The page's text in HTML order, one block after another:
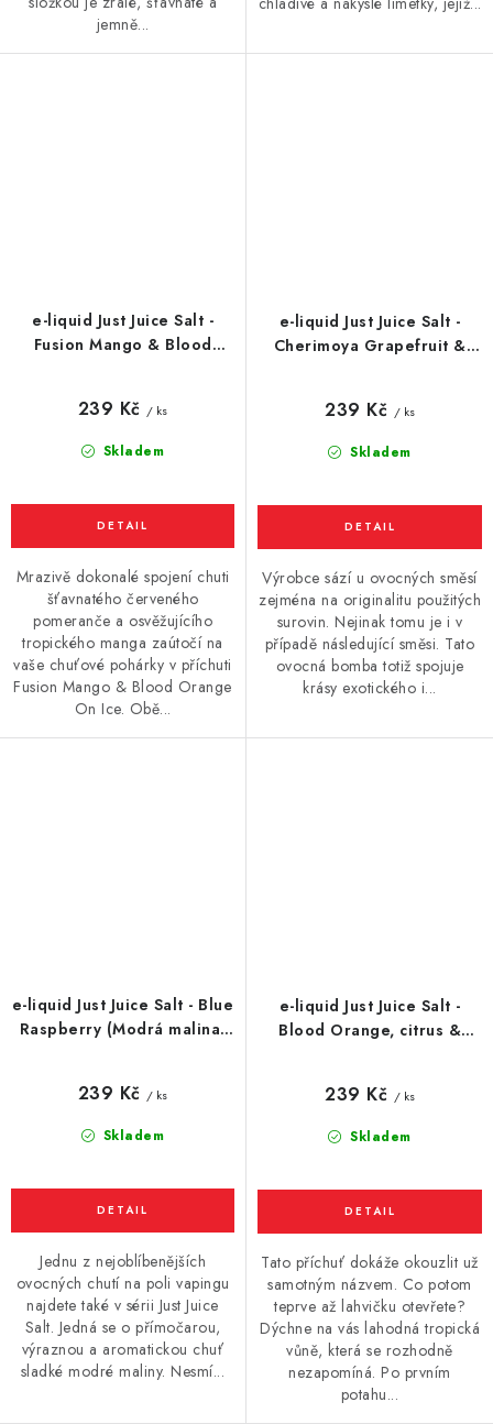
jemně...
e-liquid Just Juice Salt -
Fusion Mango & Blood
mentol) 10ml
Skladem
239 Kč / ks
Mrazivě dokonalé spojení chuti
šťavnatého červeného
pomeranče a osvěžujícího
tropického manga zaútočí na
vaše chuťové pohárky v příchuti
Fusion Mango & Blood Orange
On Ice. Obě...
e-liquid Just Juice Salt -
Cherimoya Grapefruit &
10ml
Skladem
239 Kč / ks
Výrobce sází u ovocných směsí
zejména na originalitu použitých
surovin. Nejinak tomu je i v
případě následující směsi. Tato
ovocná bomba totiž spojuje
krásy exotického i...
e-liquid Just Juice Salt - Blue
Raspberry (Modrá malina)
Skladem
239 Kč / ks
Jednu z nejoblíbenějších
ovocných chutí na poli vapingu
najdete také v sérii Just Juice
Salt. Jedná se o přímočarou,
výraznou a aromatickou chuť
sladké modré maliny. Nesmí...
e-liquid Just Juice Salt -
Blood Orange, citrus &
Skladem
239 Kč / ks
Tato příchuť dokáže okouzlit už
samotným názvem. Co potom
teprve až lahvičku otevřete?
Dýchne na vás lahodná tropická
vůně, která se rozhodně
nezapomíná. Po prvním
potahu...